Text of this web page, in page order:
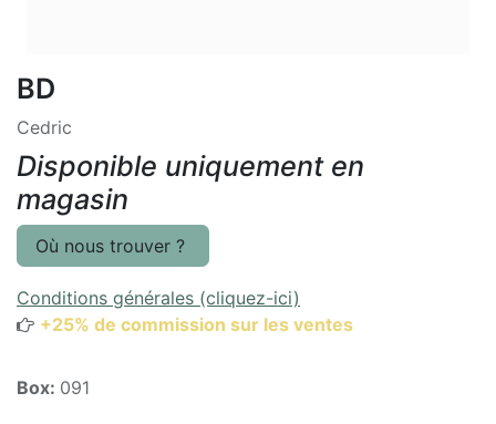
BD
Cedric
Disponible uniquement en
magasin
Où nous trouver ?
Conditions générales (cliquez-ici)
+25% de commission sur les ventes
Box: 091